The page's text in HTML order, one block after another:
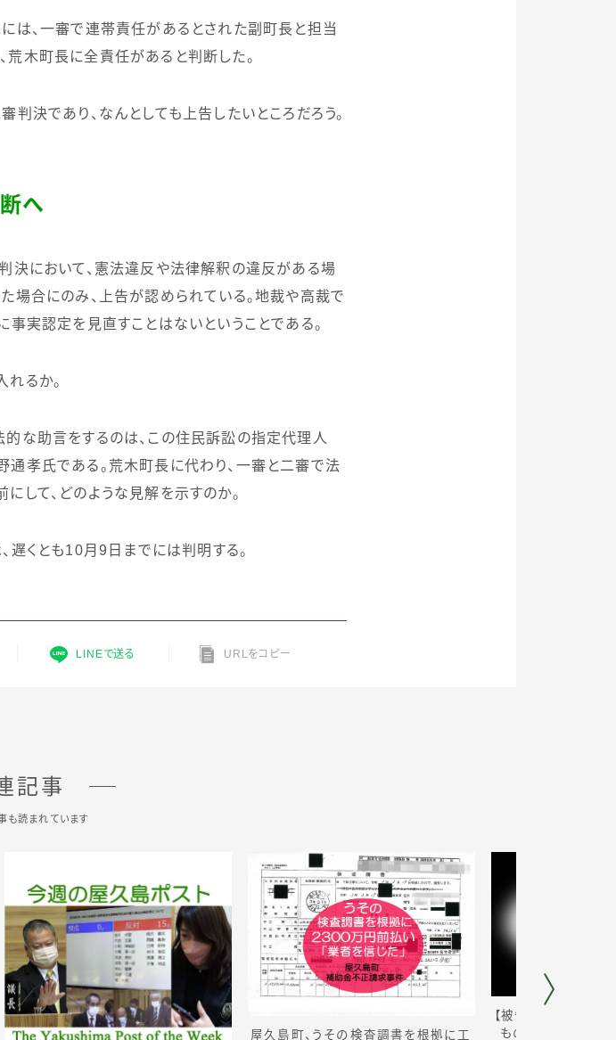
は、一審で連帯責任があるとされた副町長と担当
木町長に全責任があると判断した。
決であり、なんとしても上告したいところだろう。
へ
決において、憲法違反や法律解釈の違反がある場
場合にのみ、上告が認められている。地裁や高裁で
事実認定を見直すことはないということである。
るか。
な助言をするのは、この住民訴訟の指定代理人
孝氏である。荒木町長に代わり、一審と二審で法
して、どのような見解を示すのか。
遅くとも10月9 日までには判明する。
LINEで送る URLをコピー
記事
も読まれています
屋久島町、うその検査調書を根拠に工
【被告 答弁書】「も
ものを返還した」